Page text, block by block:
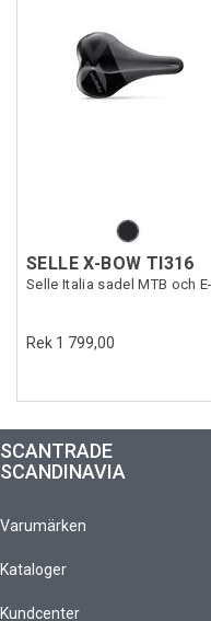
SELLE X-BOW TI316
Rek 1 799,00
SCANTRADE
SCANDINAVIA
Varumärken
Kataloger
Kundcenter